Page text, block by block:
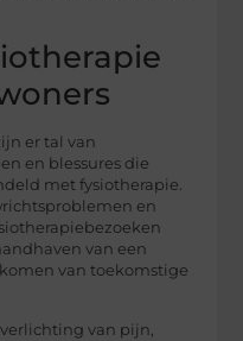
er tal van
en blessures die
met fysiotherapie.
en
van een
van toekomstige
van pijn,